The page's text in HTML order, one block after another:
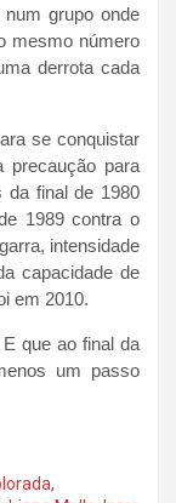
grupo onde
mesmo número
derrota cada
se conquistar
precaução para
da final de 1980
1989 contra o
intensidade
capacidade de
em 2010.
que ao final da
um passo
,